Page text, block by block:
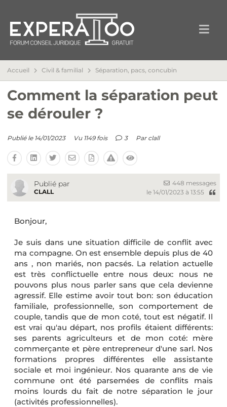
Accueil Civil & familial Séparation, pacs, concubin
Comment la séparation peut
se dérouler ?
Publié le 14/01/2023 Vu 1149 fois 3 Par clall
Publié par
CLALL
448 messages
le 14/01/2023 à 13:55
Bonjour,
Je suis dans une situation difficile de conflit avec
ma compagne. On est ensemble depuis plus de 40
ans , non mariés, non pacsés. La relation actuelle
est très conflictuelle entre nous deux: nous ne
pouvons plus nous parler sans que cela devienne
agressif. Elle estime avoir tout bon: son éducation
familiale, professionnelle, son comportement de
couple, tandis que de mon coté, tout est négatif. Il
est vrai qu'au départ, nos profils étaient différents:
ses parents agriculteurs et de mon coté: mère
commerçante et père entrepreneur d'une sarl. Nos
formations propres différentes elle assistante
sociale et moi ingénieur. Nos quarante ans de vie
commune ont été parsemées de conflits mais
moins lourds du fait de notre séparation le jour
(activités professionnelles).